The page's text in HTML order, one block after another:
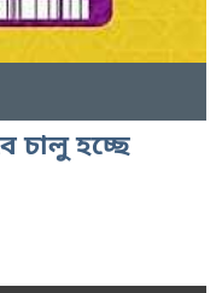
চালু হচ্ছে